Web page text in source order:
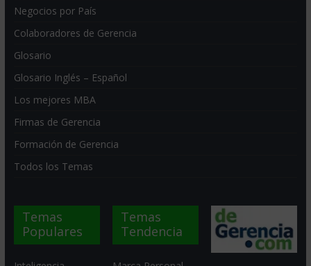
Negocios por País
Colaboradores de Gerencia
Glosario
Glosario Inglés – Español
Los mejores MBA
Firmas de Gerencia
Formación de Gerencia
Todos los Temas
Temas
Populares
Temas
Tendencia